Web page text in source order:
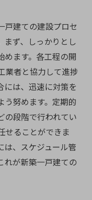
戸建ての建設プロセ
まず、しっかりとし
めます。各工程の開
業者と協力して進捗
には、迅速に対策を
う努めます。定期的
の段階で行われてい
せることができま
は、スケジュール管
れが新築一戸建ての